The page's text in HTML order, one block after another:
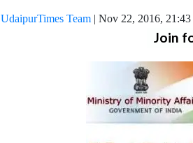
UdaipurTimes Team | Nov 22, 2016,
Join